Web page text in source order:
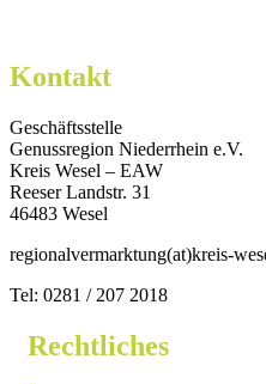
Kontakt
Geschäftsstelle
Genussregion Niederrhein e.V.
Kreis Wesel – EAW
Reeser Landstr. 31
46483 Wesel
regionalvermarktung(at)kreis-
Tel: 0281 / 207 2018
Rechtliches